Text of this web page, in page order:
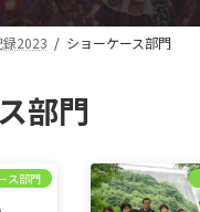
録2023 ショーケース部門
部門
ス部門